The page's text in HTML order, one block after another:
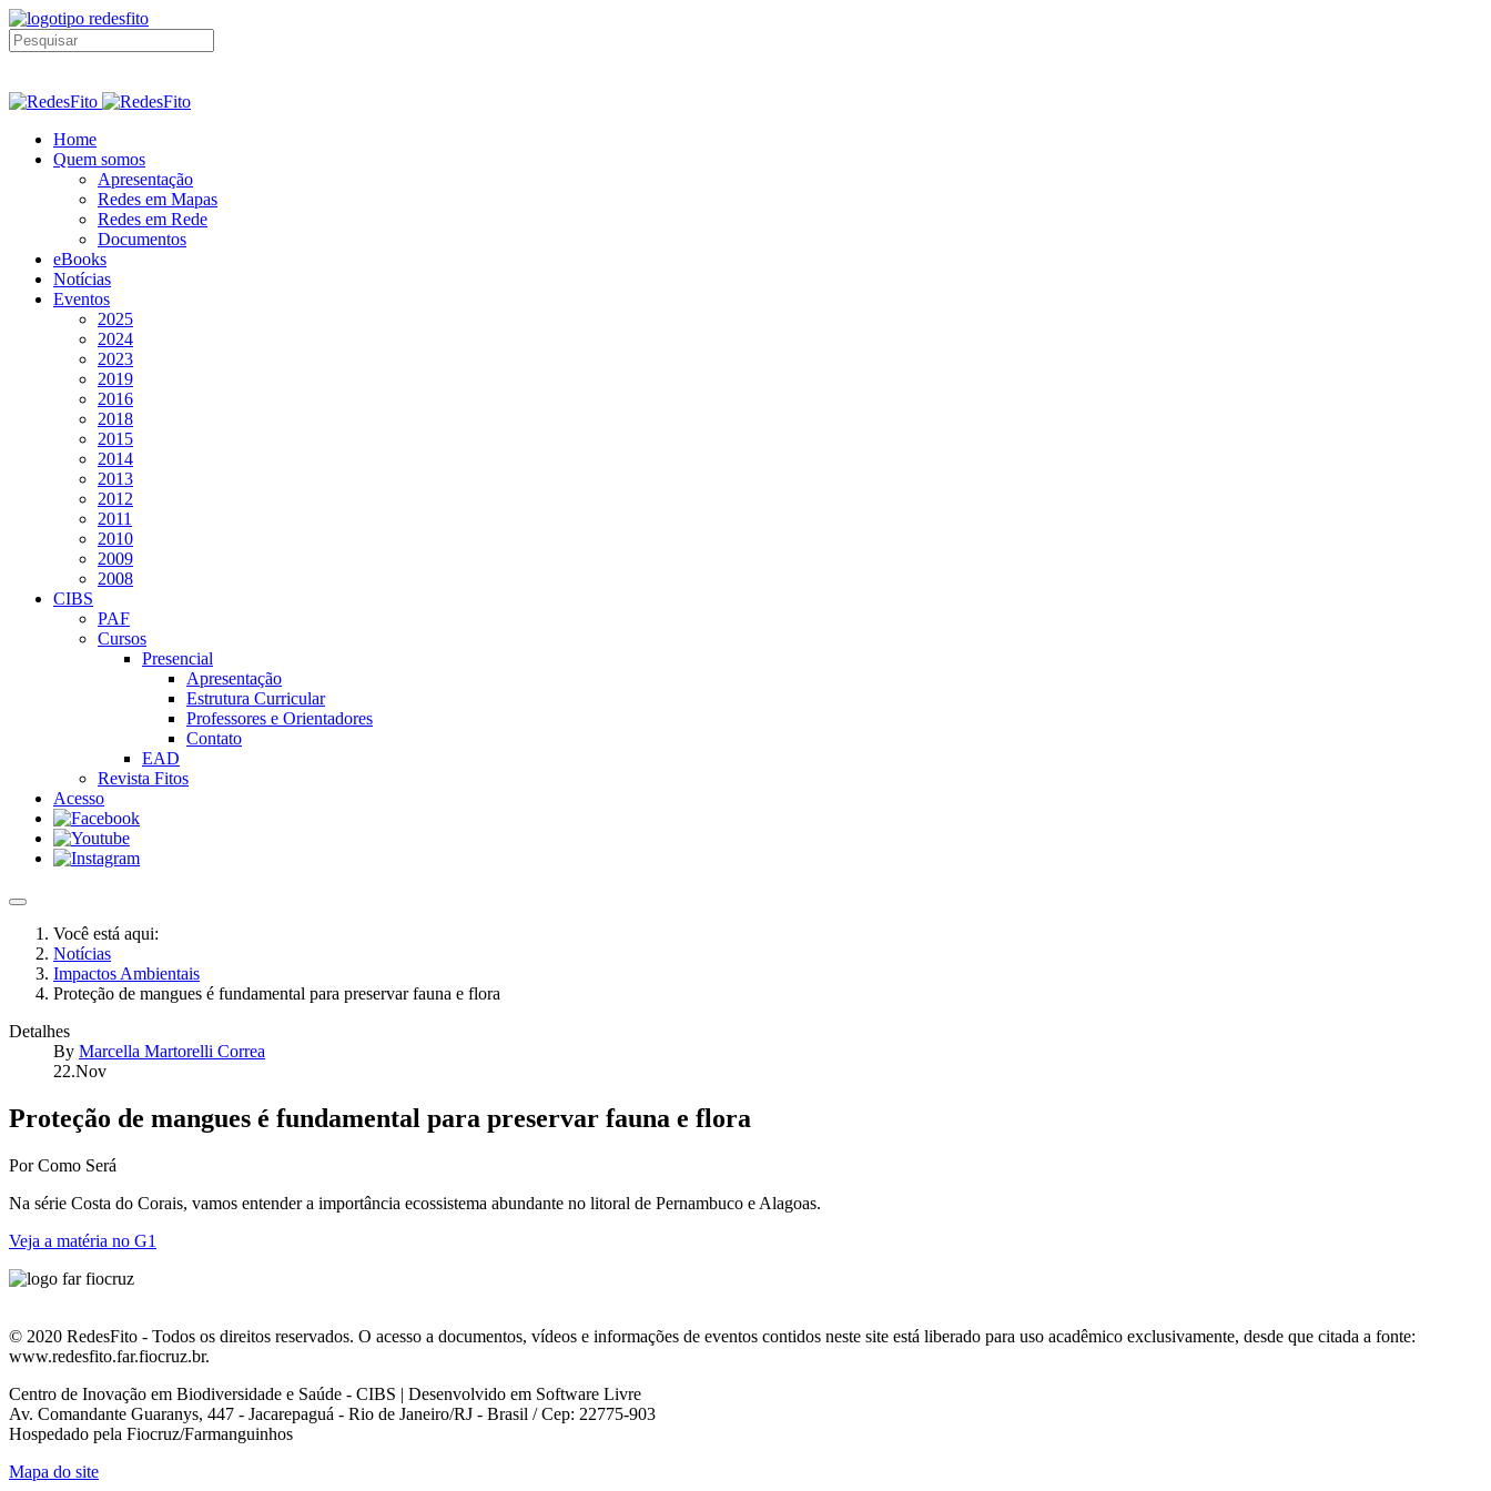
Home
Quem somos
Apresentação
Redes em Mapas
Redes em Rede
Documentos
eBooks
Notícias
Eventos
2025
2024
2023
2019
2016
2018
2015
2014
2013
2012
2011
2010
2009
2008
CIBS
PAF
Cursos
Presencial
Apresentação
Estrutura Curricular
Professores e Orientadores
Contato
EAD
Revista Fitos
Acesso
Você está aqui:
Notícias
Impactos Ambientais
Proteção de mangues é fundamental para preservar fauna e flora
Detalhes
By Marcella Martorelli Correa
22.Nov
Proteção de mangues é fundamental para preservar fauna e flora
Por Como Será
Na série Costa do Corais, vamos entender a importância ecossistema abundante no litoral de Pernambuco e Alagoas.
Veja a matéria no G1
© 2020 RedesFito - Todos os direitos reservados. O acesso a documentos, vídeos e informações de eventos contidos neste site está liberado para uso acadêmico exclusivamente, desde que citada a fonte:
www.redesfito.far.fiocruz.br.
Centro de Inovação em Biodiversidade e Saúde - CIBS | Desenvolvido em Software Livre
Av. Comandante Guaranys, 447 - Jacarepaguá - Rio de Janeiro/RJ - Brasil / Cep: 22775-903
Hospedado pela Fiocruz/Farmanguinhos
Mapa do site